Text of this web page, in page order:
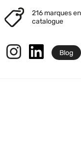
216 marques en
catalogue
Blog